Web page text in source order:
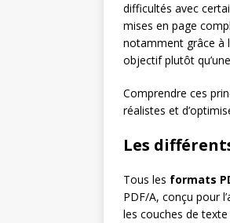
difficultés avec
mises en page
notamment grâce à
objectif plutôt
Comprendre ces
réalistes et
Les
Tous les formats
PDF/A, conçu pour
les couches de texte